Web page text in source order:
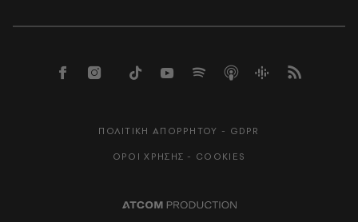
ΠΟΛΙΤΙΚΗ ΑΠΟΡΡΗΤΟΥ - GDPR
ΟΡΟΙ ΧΡΗΣΗΣ - COOKIES